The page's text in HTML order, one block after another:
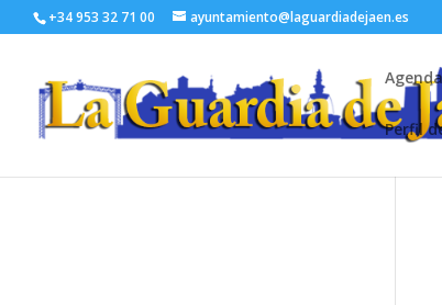
+34 953 32 71 00 ayuntamiento@laguardiadejaen.es
Perfil